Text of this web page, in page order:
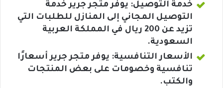
خدمة التوصيل: يوفر متجر جرير خدمة
التوصيل المجاني إلى المنازل للطلبات التي
تزيد عن 200 ريال في المملكة العربية
السعودية.
الأسعار التنافسية: يوفر متجر جرير أسعارًا
تنافسية وخصومات على بعض المنتجات
والكتب.